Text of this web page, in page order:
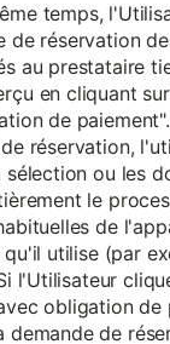
temps,
de réservation
au prestataire
en cliquant
de
réservation,
ou les
le
de
qu'il utilise (par
l'Utilisateur
obligation de
demande de